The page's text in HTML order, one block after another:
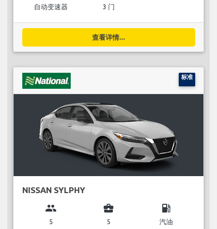
自动变速器 3 门
查看详情...
标准
NISSAN SYLPHY
group
5
business_center
5
local_gas_station
汽油